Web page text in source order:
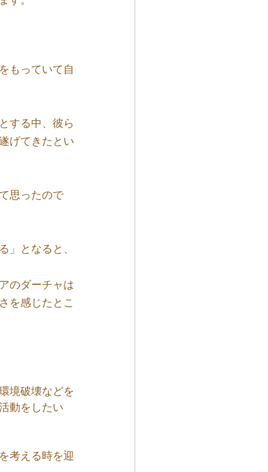
もっていて自
する中、彼ら
げてきたとい
思ったので
」となると、
のダーチャは
を感じたとこ
境破壊などを
動をしたい
考える時を迎